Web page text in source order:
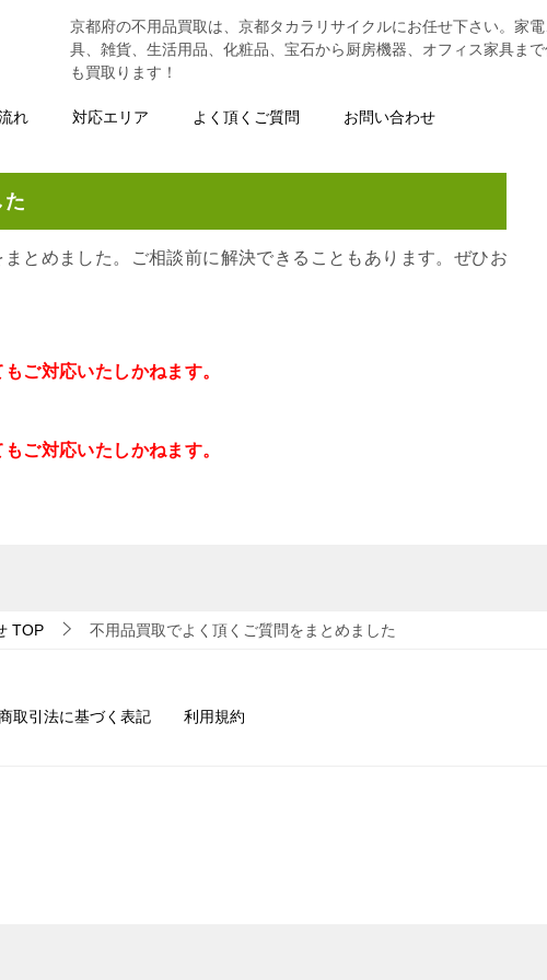
京都府の不用品買取は、京都タカラリサイクルにお任せ下さい。家電
具、雑貨、生活用品、化粧品、宝石から厨房機器、オフィス家具ま
も買取ります！
れ 対応エリア よく頂くご質問 お問い合わせ
た
とめました。ご相談前に解決できることもあります。ぜひお
ご対応いたしかねます。
ご対応いたしかねます。
TOP 不用品買取でよく頂くご質問をまとめました
取引法に基づく表記 利用規約